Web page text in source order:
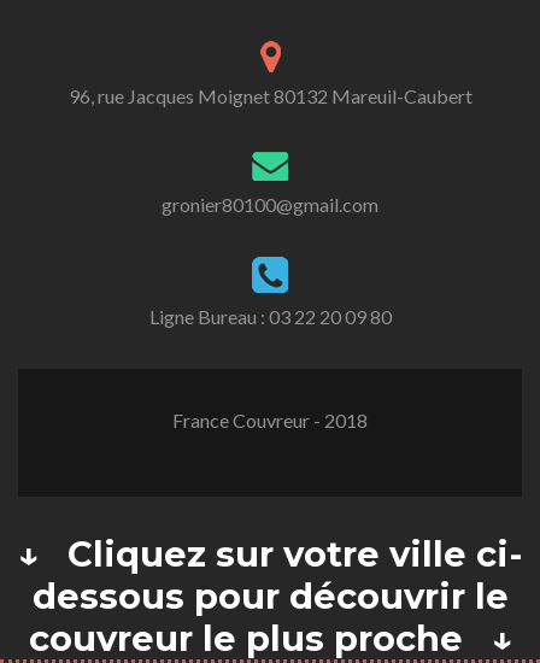
96, rue Jacques Moignet 80132 Mareuil-Caubert
gronier80100@gmail.com
Ligne Bureau : 03 22 20 09 80
France Couvreur - 2018
↓ Cliquez sur votre ville ci-
dessous pour découvrir le
couvreur le plus proche ↓